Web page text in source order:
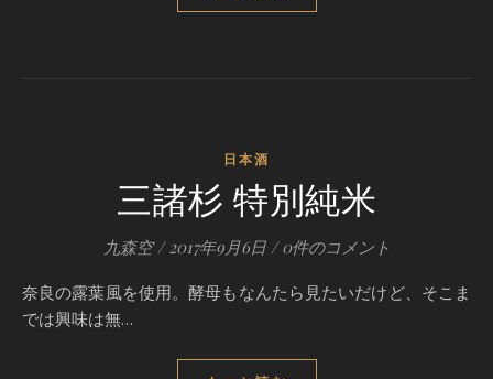
日本酒
三諸杉 特別純米
九森空 / 2017年9月6日 / 0件のコメント
奈良の露葉風を使用。酵母もなんたら見たいだけど、そこま
では興味は無…